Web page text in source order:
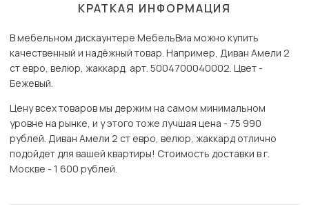
КРАТКАЯ ИНФОРМАЦИЯ
В мебельном дискаунтере МебельВиа можно купить
качественный и надёжный товар. Например, Диван Амели 2
ст евро, велюр, жаккард, арт. 5004700040002. Цвет -
Бежевый.
Цену всех товаров мы держим на самом минимальном
уровне на рынке, и у этого тоже лучшая цена - 75 990
рублей. Диван Амели 2 ст евро, велюр, жаккард отлично
подойдет для вашей квартиры! Стоимость доставки в г.
Москве - 1 600 рублей.